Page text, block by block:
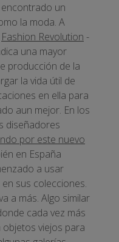
un
la moda. A
Fashion Revolution -
una mayor
producción de la
la vida útil de
en ella para
aun mejor. En los
diseñadores
por este nuevo
en España
a usar
sus colecciones.
a más. Algo similar
cada vez más
viejos para